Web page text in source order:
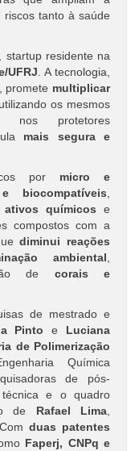
tanto à saúde
, startup residente na
UFRJ . A tecnologia,
promete multiplicar
os mesmos
nos protetores
mais segura e
por micro e
biocompatíveis
químicos e
compostos com a
diminui reações
ambiental
de corais e
de mestrado e
Pinto e Luciana
de Polimerização
Química
de pós-
e o quadro
de Rafael Lima
Comduas patentes
Faperj, CNPq e